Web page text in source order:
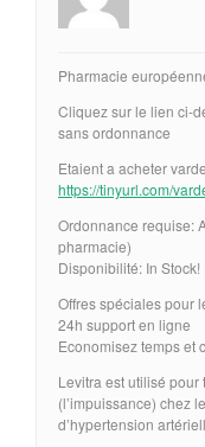
Pharmacie
Cliquez sur le lien ci-
sans ordonnance
Etaient a acheter
https://tinyurl.com/
Ordonnance requise:
pharmacie)
Disponibilité: In Stock!
Offres spéciales pour
24h support en ligne
Economisez temps et
Levitra est utilisé
(l’impuissance) chez
d’hypertension